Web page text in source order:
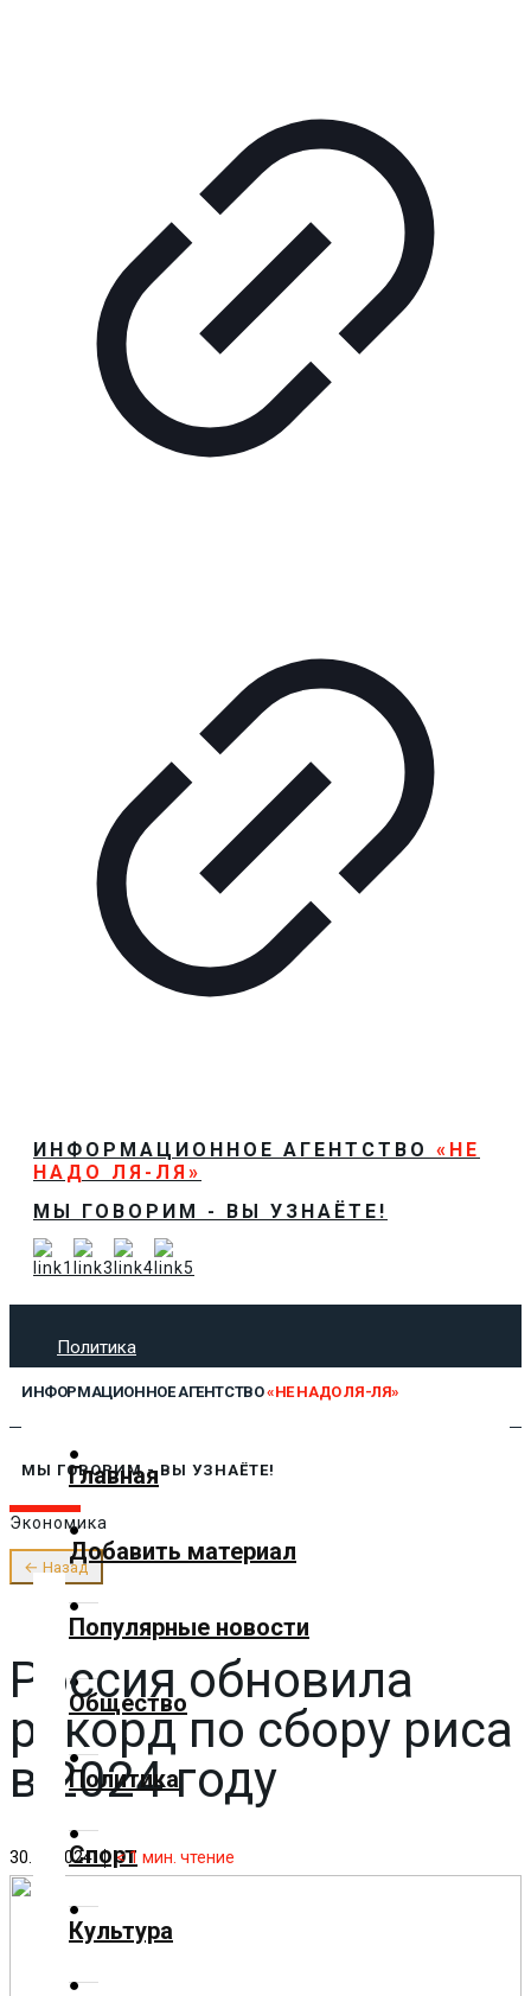
ИНФОРМАЦИОННОЕ АГЕНТСТВО «НЕ
НАДО ЛЯ-ЛЯ»
МЫ ГОВОРИМ - ВЫ УЗНАЁТЕ!
Политика
Технологии
Предложить новость
О нас
✕
Главная
Добавить
материал
Популярные
новости
Общество
Политика
ИНФОРМАЦИОННОЕ АГЕНТСТВО«НЕ НАДО ЛЯ-ЛЯ»
Главная
Добавить материал
Популярные новости
Общество
Политика
Спорт
Культура
МЫ ГОВОРИМ - ВЫ УЗНАЁТЕ!
Экономика
← Назад
Россия обновила
рекорд по сбору риса
в 2024 году
30.12.2024 < 1 мин. чтение